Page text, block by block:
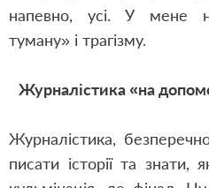
напевно, усі. У мене
туману» і трагізму.
Журналістика «на
Журналістика,
писати історії та знати,